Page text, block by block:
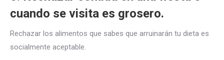
cuando se visita es grosero.
Rechazar los alimentos que sabes que arruinarán tu dieta es
socialmente aceptable.